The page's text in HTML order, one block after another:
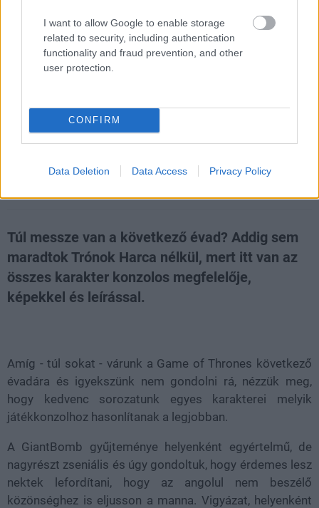
I want to allow Google to enable storage
related to security, including authentication
functionality and fraud prevention, and other
user protection.
CONFIRM
Data Deletion Data Access Privacy Policy
Hozzászólások
Trónok Harca karakterek
konzolbőrben
Túl messze van a következő évad? Addig sem
maradtok Trónok Harca nélkül, mert itt van az
összes karakter konzolos megfelelője,
képekkel és leírással.
Amíg - túl sokat - várunk a Game of Thrones következő
évadára és igyekszünk nem gondolni rá, nézzük meg,
hogy kedvenc sorozatunk egyes karakterei melyik
játékkonzolhoz hasonlítanak a legjobban.
A GiantBomb gyűjteménye helyenként egyértelmű, de
nagyrészt zseniális és úgy gondoltuk, hogy érdemes lesz
nektek lefordítani, hogy az angolul nem beszélő
közönséghez is eljusson a manna. Vigyázat, helyenként